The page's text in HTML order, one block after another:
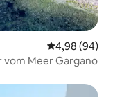
4,98 (94)
vom Meer Gargano